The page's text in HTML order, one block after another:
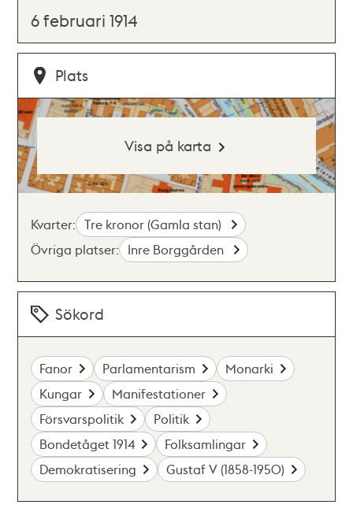
6 februari 1914
Plats
Visa på karta
Kvarter: Tre kronor (Gamla stan)
Övriga platser: Inre Borggården
Sökord
Fanor Parlamentarism
Monarki
Kungar
Manifestationer
Försvarspolitik
Politik
Bondetåget 1914
Folksamlingar
Demokratisering
Gustaf V (1858-1950)